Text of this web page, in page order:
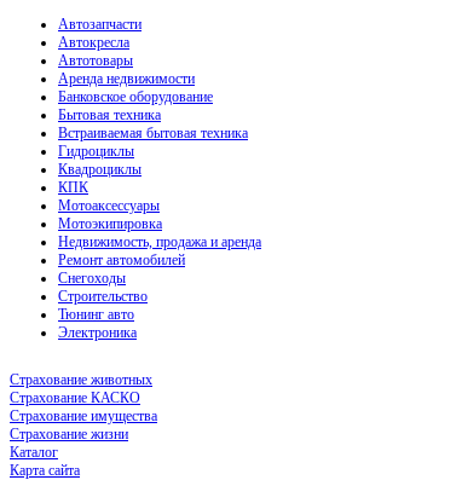
Автозапчасти
Автокресла
Автотовары
Аренда недвижимости
Банковское оборудование
Бытовая техника
Встраиваемая бытовая техника
Гидроциклы
Квадроциклы
КПК
Мотоаксессуары
Мотоэкипировка
Недвижимость, продажа и аренда
Ремонт автомобилей
Снегоходы
Строительство
Тюнинг авто
Электроника
Страхование животных
Страхование КАСКО
Страхование имущества
Страхование жизни
Каталог
Карта сайта